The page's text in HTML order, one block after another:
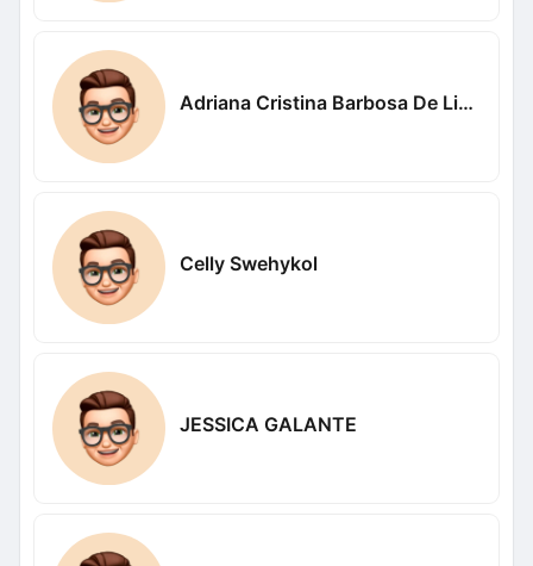
Adriana Cristina Barbosa De Lima Cristina
Celly Swehykol
JESSICA GALANTE